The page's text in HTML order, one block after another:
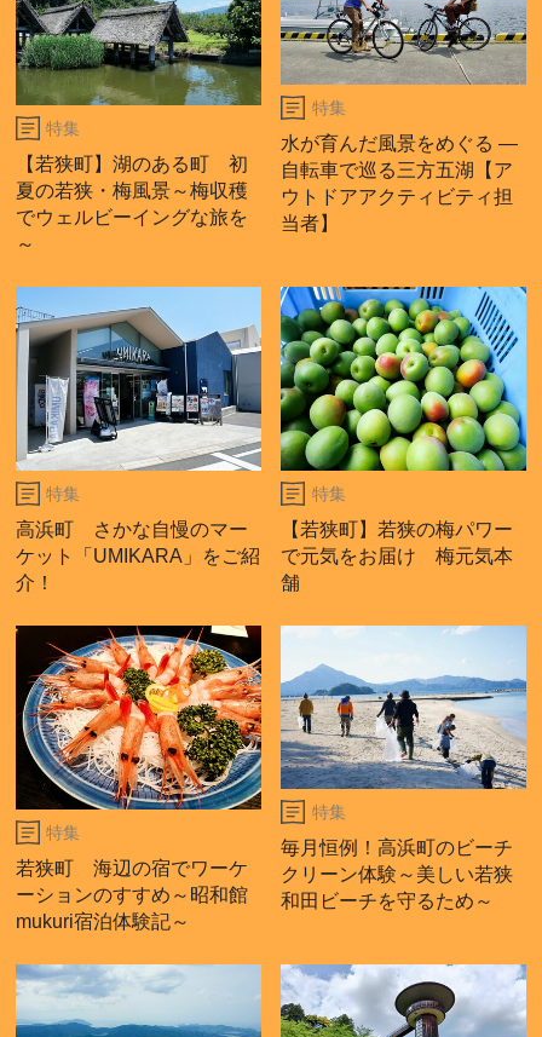
特集
【若狭町】湖のある町 初
夏の若狭・梅風景～梅収穫
でウェルビーイングな旅を
～
特集
水が育んだ風景をめぐる ―
自転車で巡る三方五湖【ア
ウトドアアクティビティ担
当者】
特集
高浜町 さかな自慢のマー
ケット「UMIKARA」をご紹
介！
特集
【若狭町】若狭の梅パワー
で元気をお届け 梅元気本
舗
特集
若狭町 海辺の宿でワーケ
ーションのすすめ～昭和館
mukuri宿泊体験記～
特集
毎月恒例！高浜町のビーチ
クリーン体験～美しい若狭
和田ビーチを守るため～